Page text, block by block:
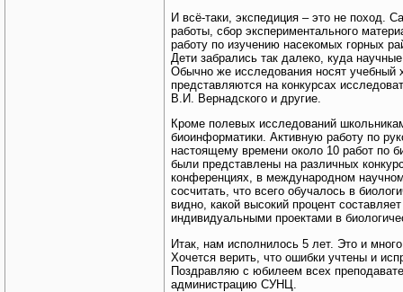
И всё-таки, экспедиция – это не поход.
работы, сбор экспериментального
работу по изучению насекомых горных
Дети забрались так далеко, куда
Обычно же исследования носят учебный
представляются на конкурсах
В.И. Вернадского и другие.
Кроме полевых исследований
биоинформатики. Активную работу по
настоящему времени около 10 работ по
были представлены на различных
конференциях, в международном
сосчитать, что всего обучалось в
видно, какой высокий процент
индивидуальными проектами в
Итак, нам исполнилось 5 лет. Это и
Хочется верить, что ошибки учтены и
Поздравляю с юбилеем всех
администрацию СУНЦ.